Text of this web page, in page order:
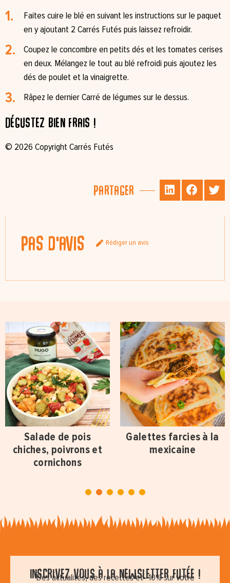
Faites cuire le blé en suivant les instructions sur le paquet
en y ajoutant 2 Carrés Futés puis laissez refroidir.
Coupez le concombre en petits dés et les tomates cerises
en deux. Mélangez le tout au blé refroidi puis ajoutez les
dés de poulet et la vinaigrette.
Râpez le dernier Carré de légumes sur le dessus.
Dégustez bien frais !
© 2026 Copyright Carrés Futés
Partager
Pas d'avis Rédiger un avis
Salade de pois
chiches, poivrons et
cornichons
Galettes farcies à la
mexicaine
3 4 5 6
Inscrivez vous à la newsletter futée !
Des actualités, des recettes et -10% sur votre